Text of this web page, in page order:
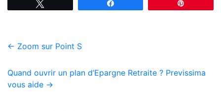
← Zoom sur Point S
Quand ouvrir un plan d’Epargne Retraite ? Previssima
vous aide →